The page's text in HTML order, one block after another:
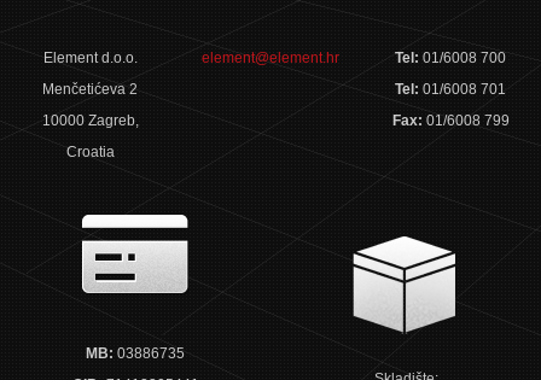
Element d.o.o.
Menčetićeva 2
10000 Zagreb,
Croatia
element@element.hr Tel:01/6008 700
Tel:01/6008 701
Fax: 01/6008 799
MB: 03886735